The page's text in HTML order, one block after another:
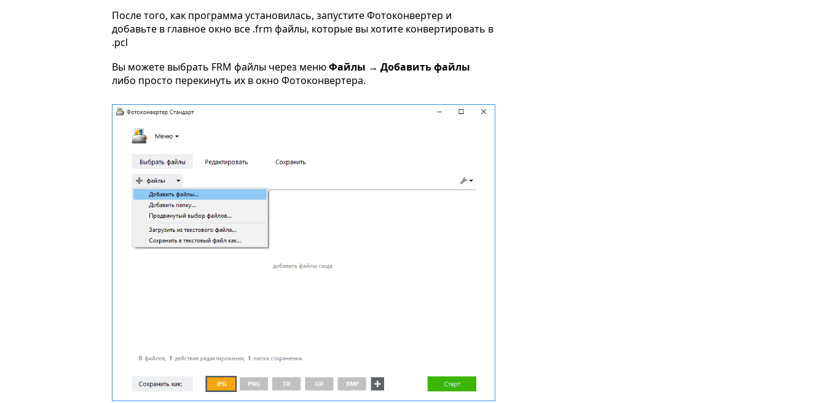
После того, как программа установилась, запустите Фотоконвертер и
добавьте в главное окно все .frm файлы, которые вы хотите конвертировать в
.pcl
Вы можете выбрать FRM файлы через менюФайлы → Добавить файлы
либо просто перекинуть их в окно Фотоконвертера.